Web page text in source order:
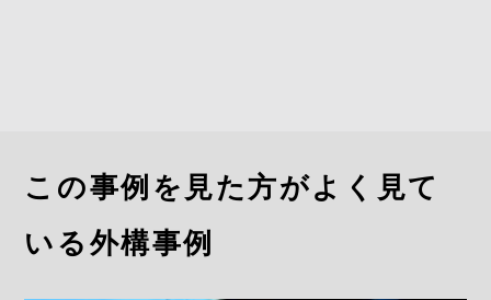
この事例を見た方がよく見て
いる外構事例